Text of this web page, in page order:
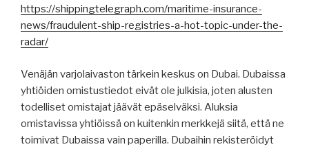
https://shippingtelegraph.com/maritime-insurance-
news/fraudulent-ship-registries-a-hot-topic-under-the-
radar/
Venäjän varjolaivaston tärkein keskus on Dubai. Dubaissa
yhtiöiden omistustiedot eivät ole julkisia, joten alusten
todelliset omistajat jäävät epäselväksi. Aluksia
omistavissa yhtiöissä on kuitenkin merkkejä siitä, että ne
toimivat Dubaissa vain paperilla. Dubaihin rekisteröidyt